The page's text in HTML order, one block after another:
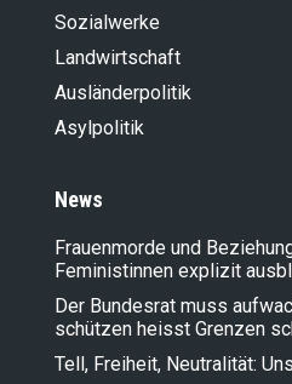
Sozialwerke
Landwirt­schaft
Ausländer­politik
Asylpolitik
News
Frauenmorde und
Feministinnen explizit
Der Bundesrat muss
schützen heisst Grenzen
Tell, Freiheit, Neutralität: